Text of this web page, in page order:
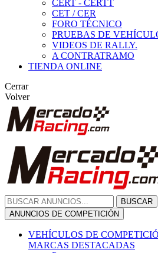
CERT - CERTT
CET / CER
FORO TÉCNICO
PRUEBAS DE
VIDEOS DE RALLY.
A CONTRATRAMO
TIENDA ONLINE
Cerrar
Volver
BUSCAR
ANUNCIOS DE COMPETICIÓN
VEHÍCULOS DE
MARCAS DESTACADAS